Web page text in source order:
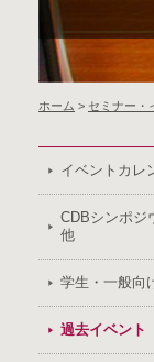
ホーム > セミナー・
イベントカレ
CDBシンポジ
他
学生・一般向
過去イベント